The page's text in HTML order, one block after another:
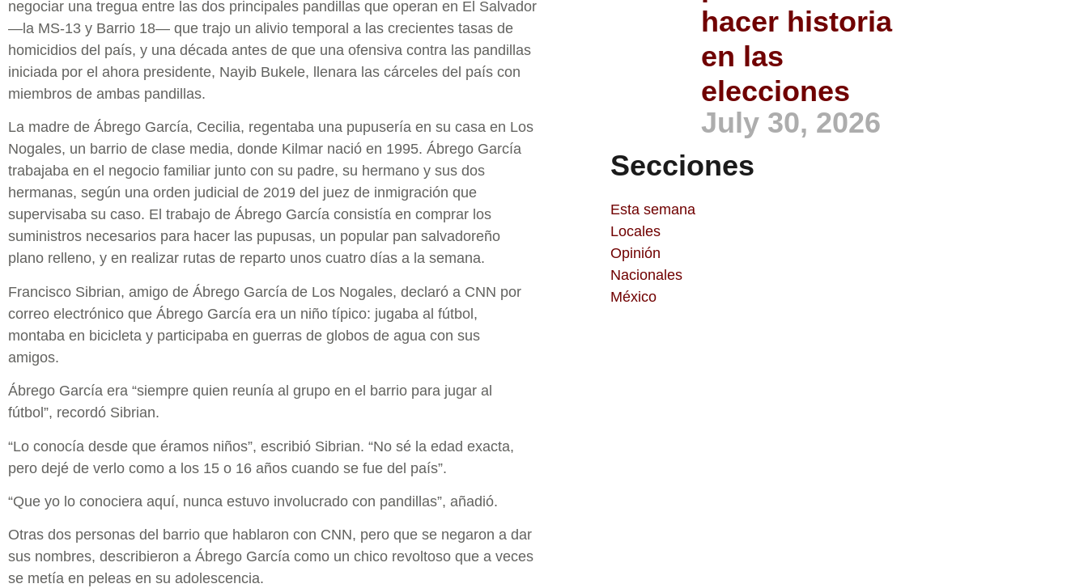
negociar una tregua entre las dos principales pandillas que operan en El Salvador
—la MS-13 y Barrio 18— que trajo un alivio temporal a las crecientes tasas de
homicidios del país, y una década antes de que una ofensiva contra las pandillas
iniciada por el ahora presidente, Nayib Bukele, llenara las cárceles del país con
miembros de ambas pandillas.
La madre de Ábrego García, Cecilia, regentaba una pupusería en su casa en Los
Nogales, un barrio de clase media, donde Kilmar nació en 1995. Ábrego García
trabajaba en el negocio familiar junto con su padre, su hermano y sus dos
hermanas, según una orden judicial de 2019 del juez de inmigración que
supervisaba su caso. El trabajo de Ábrego García consistía en comprar los
suministros necesarios para hacer las pupusas, un popular pan salvadoreño
plano relleno, y en realizar rutas de reparto unos cuatro días a la semana.
Francisco Sibrian, amigo de Ábrego García de Los Nogales, declaró a CNN por
correo electrónico que Ábrego García era un niño típico: jugaba al fútbol, ​​
montaba en bicicleta y participaba en guerras de globos de agua con sus
amigos.
Ábrego García era “siempre quien reunía al grupo en el barrio para jugar al
fútbol”, recordó Sibrian.
“Lo conocía desde que éramos niños”, escribió Sibrian. “No sé la edad exacta,
pero dejé de verlo como a los 15 o 16 años cuando se fue del país”.
“Que yo lo conociera aquí, nunca estuvo involucrado con pandillas”, añadió.
Otras dos personas del barrio que hablaron con CNN, pero que se negaron a dar
sus nombres, describieron a Ábrego García como un chico revoltoso que a veces
se metía en peleas en su adolescencia.
hacer historia
en las
elecciones
July 30, 2026
Secciones
Esta semana
Locales
Opinión
Nacionales
México